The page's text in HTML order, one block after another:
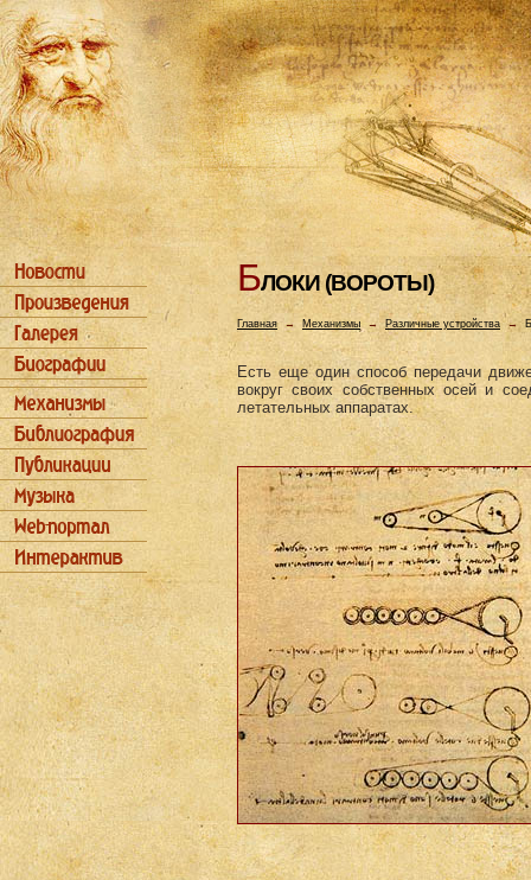
БЛОКИ (ВОРОТЫ)
Главная→ Механизмы →Различные устройства →
Есть еще один способ передачи
вокруг своих собственных осей и
летательных аппаратах.